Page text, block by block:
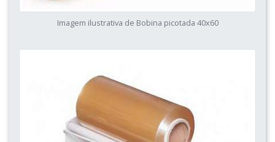
Imagem ilustrativa de Bobina picotada 40x60